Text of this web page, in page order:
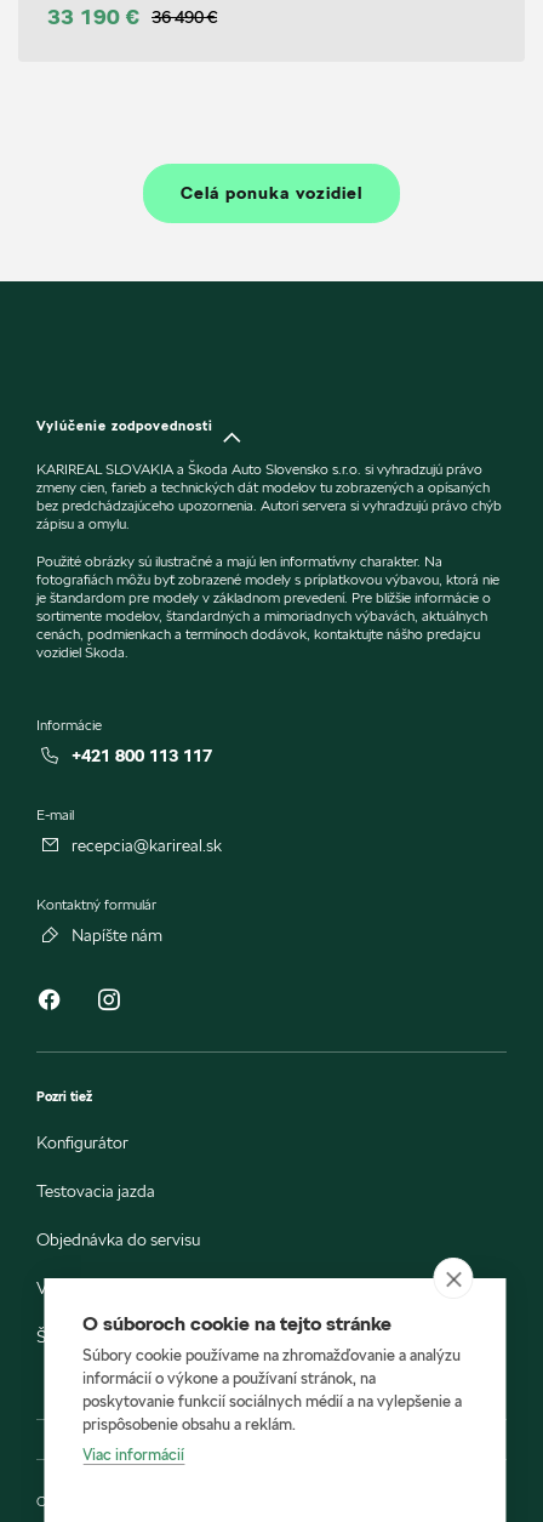
33 190 € 36 490 €
Celá ponuka vozidiel
Vylúčenie zodpovednosti
KARIREAL SLOVAKIA a Škoda Auto Slovensko s.r.o. si vyhradzujú právo
zmeny cien, farieb a technických dát modelov tu zobrazených a opísaných
bez predchádzajúceho upozornenia. Autori servera si vyhradzujú právo chýb
zápisu a omylu.
Použité obrázky sú ilustračné a majú len informatívny charakter. Na
fotografiách môžu byť zobrazené modely s príplatkovou výbavou, ktorá nie
je štandardom pre modely v základnom prevedení. Pre bližšie informácie o
sortimente modelov, štandardných a mimoriadnych výbavách, aktuálnych
cenách, podmienkach a termínoch dodávok, kontaktujte nášho predajcu
vozidiel Škoda.
Informácie
+421 800 113 117
E-mail
recepcia@karireal.sk
Kontaktný formulár
Napíšte nám
Pozri tiež
Konfigurátor
Testovacia jazda
Objednávka do servisu
Vozidlá ihneď k odberu
Škoda E-shop
Ochrana osobných údajov
O súboroch cookie na tejto stránke
Súbory cookie používame na zhromažďovanie a analýzu
informácií o výkone a používaní stránok, na
poskytovanie funkcií sociálnych médií a na vylepšenie a
prispôsobenie obsahu a reklám.
Viac informácií